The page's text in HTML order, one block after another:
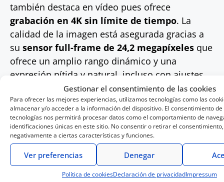
Gestionar el consentimiento de las cookies
Para ofrecer las mejores experiencias, utilizamos tecnologías como las
almacenar y/o acceder a la información del dispositivo. El consentimiento de
tecnologías nos permitirá procesar datos como el comportamiento de
identificaciones únicas en este sitio. No consentir o retirar el
negativamente a ciertas características y funciones.
Denegar
Ver preferencias
Política de cookiesDeclaración de privacidadImpressum
también destaca en vídeo pues ofrece
grabación en 4K sin límite de tiempo. La
calidad de la imagen está asegurada gracias a
su sensor full-frame de 24,2 megapíxeles que
ofrece un amplio rango dinámico y una
expresión nítida y natural, incluso con ajustes
de alta sensibilidad. Gracias al motor Venus
Engine, la cámara ofrece máxima sensibilidad
con unimpresionante nivel ISO 51200, lo que
la convierte en una cámara especialmente
indicada para situaciones de poca luz
ambiental. Como el resto de las cámaras de
nuestra serie S, la S1 utiliza el estándar de